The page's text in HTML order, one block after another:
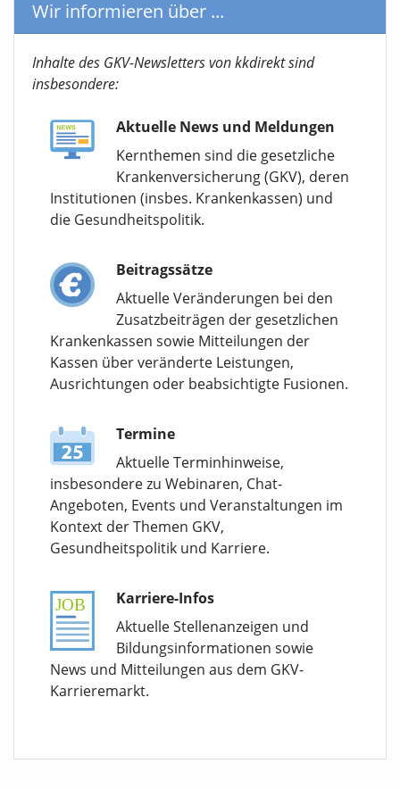
Wir informieren über ...
Inhalte des GKV-Newsletters von kkdirekt sind
insbesondere:
Aktuelle News und Meldungen
Kernthemen sind die gesetzliche
Krankenversicherung (GKV), deren
Institutionen (insbes. Krankenkassen) und
die Gesundheitspolitik.
Beitragssätze
Aktuelle Veränderungen bei den
Zusatzbeiträgen der gesetzlichen
Krankenkassen sowie Mitteilungen der
Kassen über veränderte Leistungen,
Ausrichtungen oder beabsichtigte Fusionen.
Termine
Aktuelle Terminhinweise,
insbesondere zu Webinaren, Chat-
Angeboten, Events und Veranstaltungen im
Kontext der Themen GKV,
Gesundheitspolitik und Karriere.
Karriere-Infos
Aktuelle Stellenanzeigen und
Bildungsinformationen sowie
News und Mitteilungen aus dem GKV-
Karrieremarkt.